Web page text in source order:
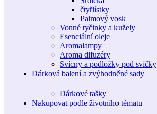
čtyřlístky
Palmový vosk
Vonné tyčinky a kužely
Esenciální oleje
Aromalampy
Aroma difuzéry
Svícny a podložky pod svíčky
Dárková balení a zvýhodněné sady
Dárkové tašky
Nakupovat podle životního tématu